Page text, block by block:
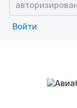
Войти